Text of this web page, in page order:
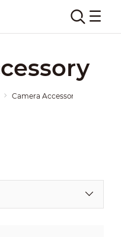
Camera Accessory